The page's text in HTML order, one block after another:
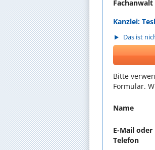
Kanzlei:
Das ist
Bitte
Formular.
Name
E-Mail oder
Telefon